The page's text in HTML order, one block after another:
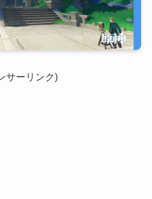
サーリンク)